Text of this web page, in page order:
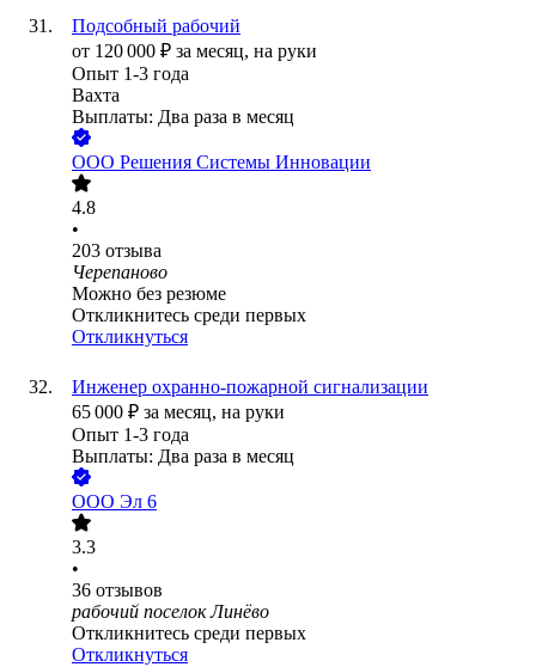
Подсобный рабочий
от 120 000 ₽ за месяц, на руки
Опыт 1-3 года
Вахта
Выплаты: Два раза в месяц
ООО Решения Системы Инновации
4.8
•
203 отзыва
Черепаново
Можно без резюме
Откликнитесь среди первых
Откликнуться
Инженер охранно-пожарной сигнализации
65 000 ₽ за месяц, на руки
Опыт 1-3 года
Выплаты: Два раза в месяц
ООО Эл 6
3.3
•
36 отзывов
рабочий поселок Линёво
Откликнитесь среди первых
Откликнуться